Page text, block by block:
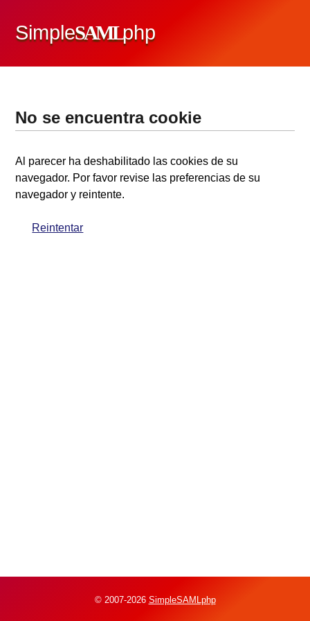
SimpleSAMLphp
No se encuentra cookie
Al parecer ha deshabilitado las cookies de su
navegador. Por favor revise las preferencias de su
navegador y reintente.
Reintentar
© 2007-2026 SimpleSAMLphp